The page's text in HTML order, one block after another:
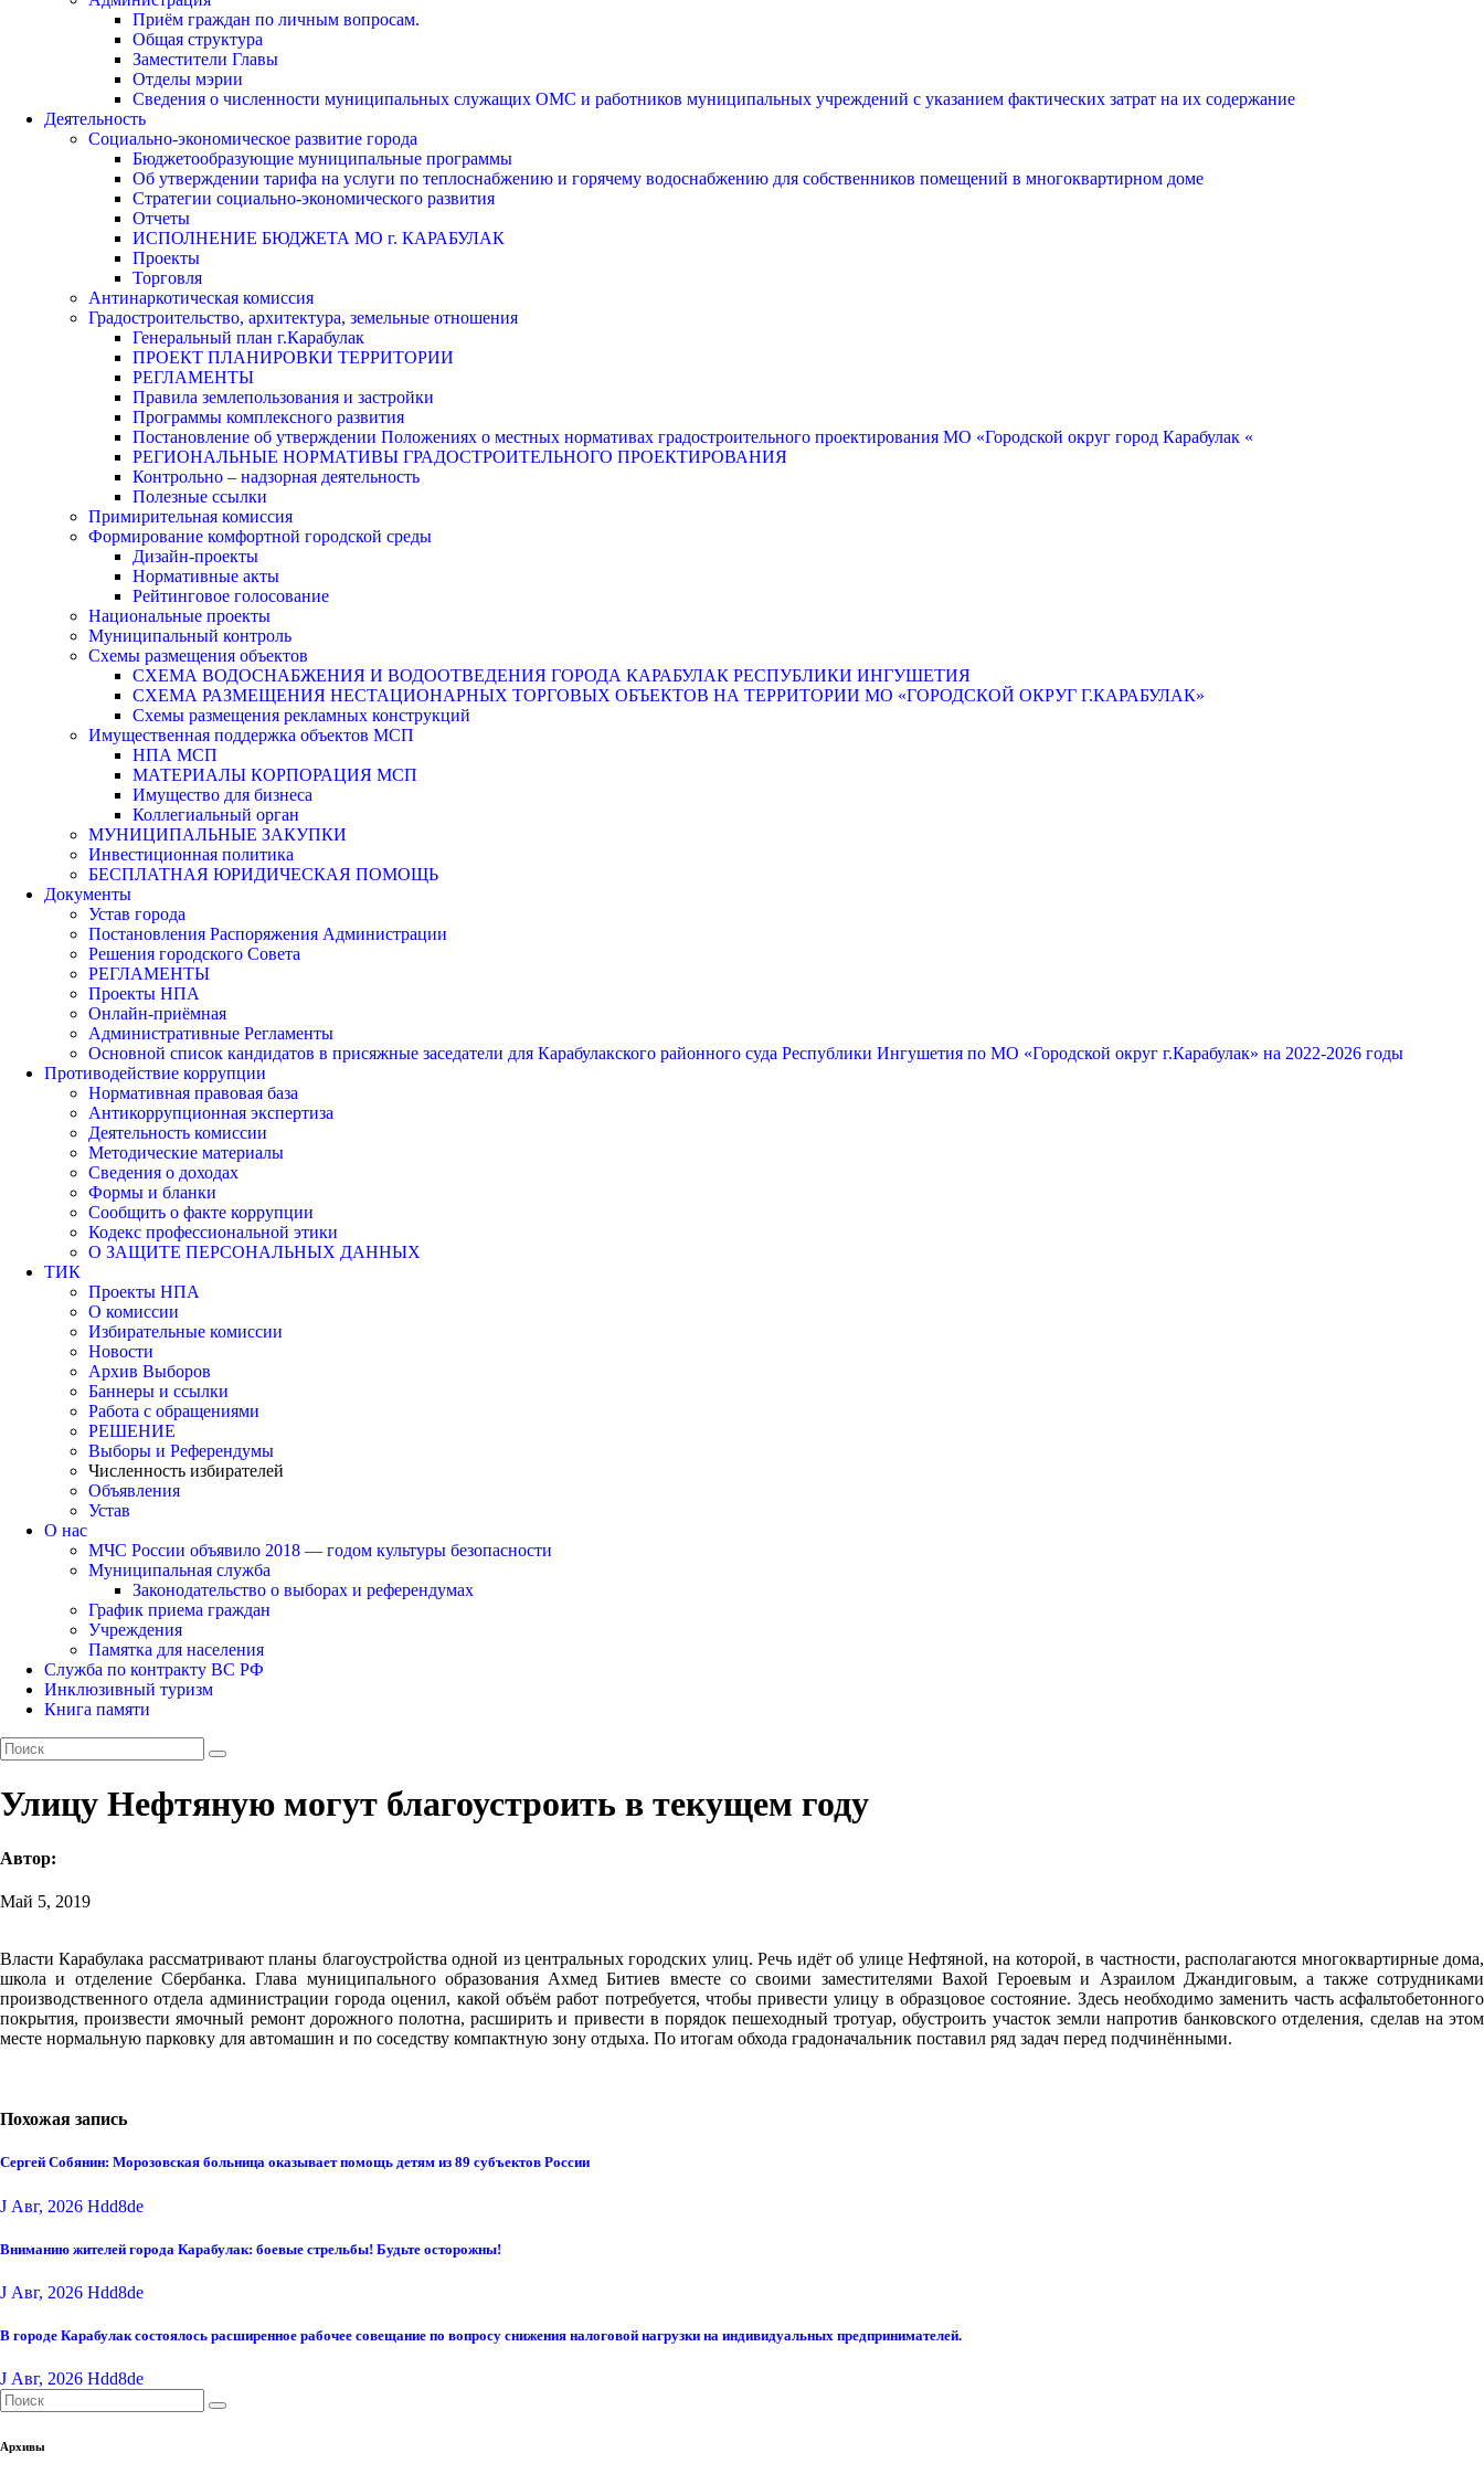
Приём граждан по личным вопросам.
Общая структура
Заместители Главы
Отделы мэрии
Сведения о численности муниципальных служащих ОМС и работников муниципальных учреждений с указанием фактических затрат на их содержание
Деятельность
Социально-экономическое развитие города
Бюджетообразующие муниципальные программы
Об утверждении тарифа на услуги по теплоснабжению и горячему водоснабжению для собственников помещений в многоквартирном доме
Стратегии социально-экономического развития
Отчеты
ИСПОЛНЕНИЕ БЮДЖЕТА МО г. КАРАБУЛАК
Проекты
Торговля
Антинаркотическая комиссия
Градостроительство, архитектура, земельные отношения
Генеральный план г.Карабулак
ПРОЕКТ ПЛАНИРОВКИ ТЕРРИТОРИИ
РЕГЛАМЕНТЫ
Правила землепользования и застройки
Программы комплексного развития
Постановление об утверждении Положениях о местных нормативах градостроительного проектирования МО «Городской округ город Карабулак «
РЕГИОНАЛЬНЫЕ НОРМАТИВЫ ГРАДОСТРОИТЕЛЬНОГО ПРОЕКТИРОВАНИЯ
Контрольно – надзорная деятельность
Полезные ссылки
Примирительная комиссия
Формирование комфортной городской среды
Дизайн-проекты
Нормативные акты
Рейтинговое голосование
Национальные проекты
Муниципальный контроль
Схемы размещения объектов
СХЕМА ВОДОСНАБЖЕНИЯ И ВОДООТВЕДЕНИЯ ГОРОДА КАРАБУЛАК РЕСПУБЛИКИ ИНГУШЕТИЯ
СХЕМА РАЗМЕЩЕНИЯ НЕСТАЦИОНАРНЫХ ТОРГОВЫХ ОБЪЕКТОВ НА ТЕРРИТОРИИ МО «ГОРОДСКОЙ ОКРУГ Г.КАРАБУЛАК»
Схемы размещения рекламных конструкций
Имущественная поддержка объектов МСП
НПА МСП
МАТЕРИАЛЫ КОРПОРАЦИЯ МСП
Имущество для бизнеса
Коллегиальный орган
МУНИЦИПАЛЬНЫЕ ЗАКУПКИ
Инвестиционная политика
БЕСПЛАТНАЯ ЮРИДИЧЕСКАЯ ПОМОЩЬ
Документы
Устав города
Постановления Распоряжения Администрации
Решения городского Совета
РЕГЛАМЕНТЫ
Проекты НПА
Онлайн-приёмная
Административные Регламенты
Основной список кандидатов в присяжные заседатели для Карабулакского районного суда Республики Ингушетия по МО «Городской округ г.Карабулак» на 2022-2026 годы
Противодействие коррупции
Нормативная правовая база
Антикоррупционная экспертиза
Деятельность комиссии
Методические материалы
Сведения о доходах
Формы и бланки
Сообщить о факте коррупции
Кодекс профессиональной этики
О ЗАЩИТЕ ПЕРСОНАЛЬНЫХ ДАННЫХ
ТИК
Проекты НПА
О комиссии
Избирательные комиссии
Новости
Архив Выборов
Баннеры и ссылки
Работа с обращениями
РЕШЕНИЕ
Выборы и Референдумы
Численность избирателей
Объявления
Устав
О нас
МЧС России объявило 2018 — годом культуры безопасности
Муниципальная служба
Законодательство о выборах и референдумах
График приема граждан
Учреждения
Памятка для населения
Служба по контракту ВС РФ
Инклюзивный туризм
Книга памяти
Улицу Нефтяную могут благоустроить в текущем году
Автор:
Май 5, 2019
Власти Карабулака рассматривают планы благоустройства одной из центральных городских улиц. Речь идёт об улице Нефтяной, на которой, в частности, располагаются многоквартирные дома,
школа и отделение Сбербанка. Глава муниципального образования Ахмед Битиев вместе со своими заместителями Вахой Героевым и Азраилом Джандиговым, а также сотрудниками
производственного отдела администрации города оценил, какой объём работ потребуется, чтобы привести улицу в образцовое состояние. Здесь необходимо заменить часть асфальтобетонного
покрытия, произвести ямочный ремонт дорожного полотна, расширить и привести в порядок пешеходный тротуар, обустроить участок земли напротив банковского отделения, сделав на этом
месте нормальную парковку для автомашин и по соседству компактную зону отдыха. По итогам обхода градоначальник поставил ряд задач перед подчинёнными.
Похожая запись
Сергей Собянин: Морозовская больница оказывает помощь детям из 89 субъектов России
J Авг, 2026 Hdd8de
Вниманию жителей города Карабулак: боевые стрельбы! Будьте осторожны!
J Авг, 2026 Hdd8de
В городе Карабулак состоялось расширенное рабочее совещание по вопросу снижения налоговой нагрузки на индивидуальных предпринимателей.
J Авг, 2026 Hdd8de
Архивы